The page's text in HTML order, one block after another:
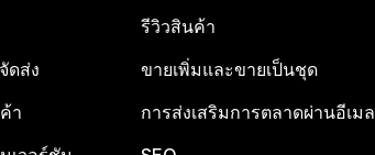
ดส่ง
า
รีวิวสินค้า
ขายเพิ่มและขายเป็นชุด
การส่งเสริมการตลาดผ่านอีเมล